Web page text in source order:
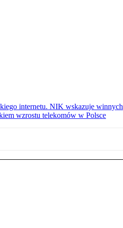
internetu. NIK wskazuje winnych
wzrostu telekomów w Polsce